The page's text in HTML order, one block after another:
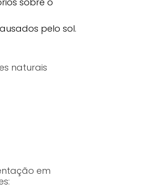
pelo sol.
naturais
em